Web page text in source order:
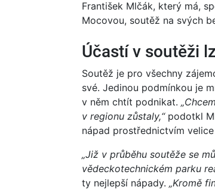
František Mlčák, který má,
Mocovou, soutěž na svých
Účastí v soutěži
Soutěž je pro všechny
své. Jedinou podmínkou je
v něm chtít podnikat.
v regionu zůstaly,“podotkl
nápad prostřednictvím
„Již v průběhu soutěže se
vědeckotechnickém parku
ty nejlepší nápady. „Kromě